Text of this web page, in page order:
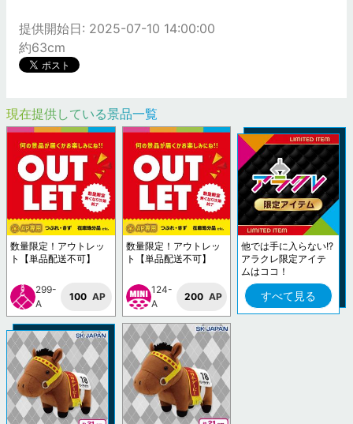
提供開始日: 2025-07-10 14:00:00
約63cm
現在提供している景品一覧
数量限定！アウトレッ
ト【単品配送不可】
299-
A
100 AP
数量限定！アウトレッ
ト【単品配送不可】
124-
A
200 AP
他では手に入らない!?
アラクレ限定アイテ
ムはココ！
すべて見る